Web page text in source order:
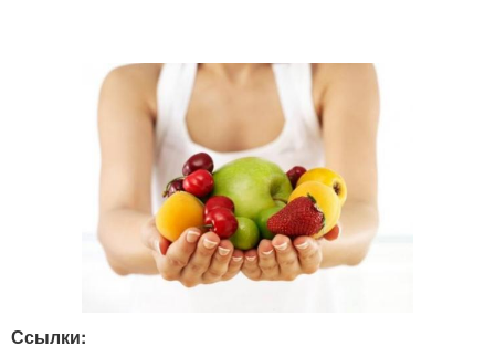
Ссылки: